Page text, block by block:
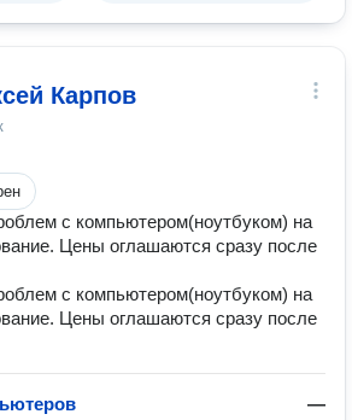
Карпов
с компьютером(ноутбуком) на
Цены оглашаются сразу после
с компьютером(ноутбуком) на
Цены оглашаются сразу после
—